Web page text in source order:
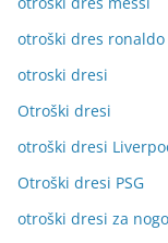
otroški dres ronaldo
otroski dresi
Otroški dresi
otroški dresi
Otroški dresi PSG
otroški dresi za